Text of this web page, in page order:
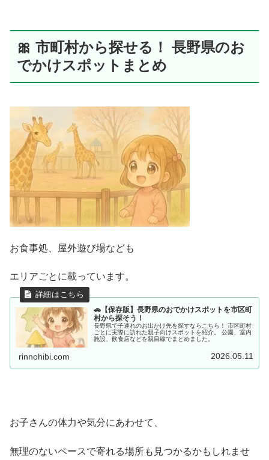
🎀 市町村から探せる！ 長野県のお
でかけスポットまとめ
お食事処、屋外遊び場なども
エリアごとに載っています。
🚗【保存版】長野県のおでかけスポットを市区町
村から探そう！
長野県で子連れのお出かけ先を探すならこちら！ 市区町村
ごとに実際に訪れた親子向けスポットを紹介。 公園、室内
施設、飲食店などを親目線でまとめました。
rinnohibi.com 2026.05.11
お子さんの体力や気分にあわせて、
無理のないペースで寄れる場所も見つかるかもしれませ